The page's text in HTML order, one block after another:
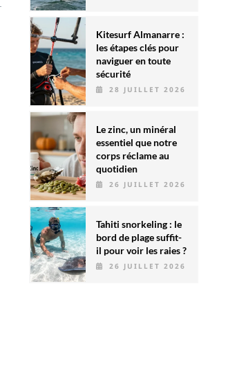
Kitesurf Almanarre :
les étapes clés pour
naviguer en toute
sécurité
28 JUILLET 2026
Le zinc, un minéral
essentiel que notre
corps réclame au
quotidien
26 JUILLET 2026
Tahiti snorkeling : le
bord de plage suffit-
il pour voir les raies ?
26 JUILLET 2026